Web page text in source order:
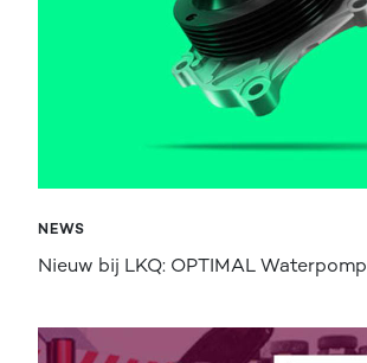
NEWS
Nieuw bij LKQ: OPTIMAL